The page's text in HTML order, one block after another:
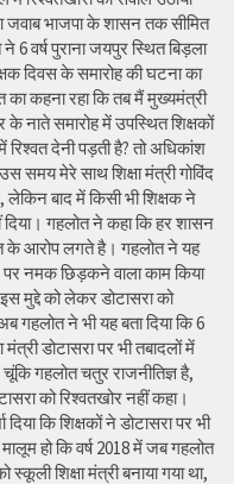
जवाब भाजपा के शासन तक सीमित
वर्ष पुराना जयपुर स्थित बिड़ला
दिवस के समारोह की घटना का
कहना रहा कि तब मैं मुख्यमंत्री
के नाते समारोह में उपस्थित शिक्षकों
रिश्वत देनी पड़ती है? तो अधिकांश
समय मेरे साथ शिक्षा मंत्री गोविंद
लेकिन बाद में किसी भी शिक्षक ने
गहलोत ने कहा कि हर शासन
के आरोप लगते है। गहलोत ने यह
नमक छिड़कने वाला काम किया
मुद्दे को लेकर डोटासरा को
ने भी यह बता दिया कि 6
डोटासरा पर भी तबादलों में
गहलोत चतुर राजनीतिज्ञ है,
को रिश्वतखोर नहीं कहा।
कि शिक्षकों ने डोटासरा पर भी
हो कि वर्ष 2018 में जब गहलोत
शिक्षा मंत्री बनाया गया था,